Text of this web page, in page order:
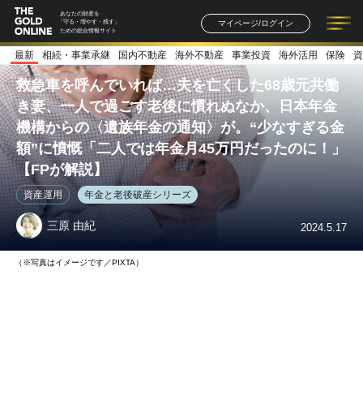
あなたの財産を
「守る・増やす・残す」
ための総合情報サイト
マイページ/ログイン
記事一覧 連載一覧
著者一覧 書籍一覧
最新 相続・事業承継 国内不動産 海外不動産 事業投資 海外活用 保険
救急車を呼んでいれば…夫を亡くした68歳元共働
き妻、一人で過ごす老後に慣れぬなか、日本年金
機構からの〈遺族年金の通知〉が。“少なすぎる金
額”に憤慨「二人では年金月45万円だったのに！」
【FPが解説】
資産運用 年金と老後破産シリーズ
三原 由紀 2024.5.17
（※写真はイメージです／PIXTA）